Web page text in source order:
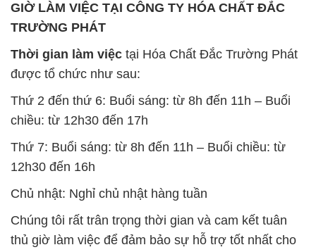
GIỜ LÀM VIỆC TẠI CÔNG TY HÓA CHẤT ĐẮC
TRƯỜNG PHÁT
Thời gian làm việc tại Hóa Chất Đắc Trường Phát
được tổ chức như sau:
Thứ 2 đến thứ 6: Buổi sáng: từ 8h đến 11h – Buổi
chiều: từ 12h30 đến 17h
Thứ 7: Buổi sáng: từ 8h đến 11h – Buổi chiều: từ
12h30 đến 16h
Chủ nhật: Nghỉ chủ nhật hàng tuần
Chúng tôi rất trân trọng thời gian và cam kết tuân
thủ giờ làm việc để đảm bảo sự hỗ trợ tốt nhất cho